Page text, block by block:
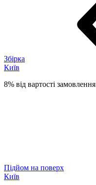
Збірка
Київ
8% від вартості замовлення
Підйом на поверх
Київ